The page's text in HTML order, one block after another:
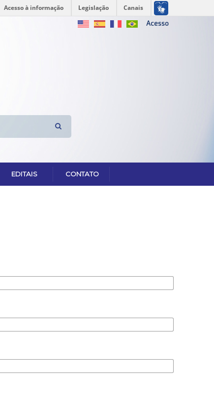
Acesso à informação Legislação
Canais
Acesso
EDITAIS CONTATO